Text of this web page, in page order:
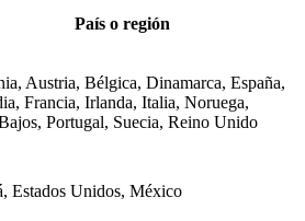
País o región
Austria, Bélgica, Dinamarca, España,
Francia, Irlanda, Italia, Noruega,
Portugal, Suecia, Reino Unido
Estados Unidos, México